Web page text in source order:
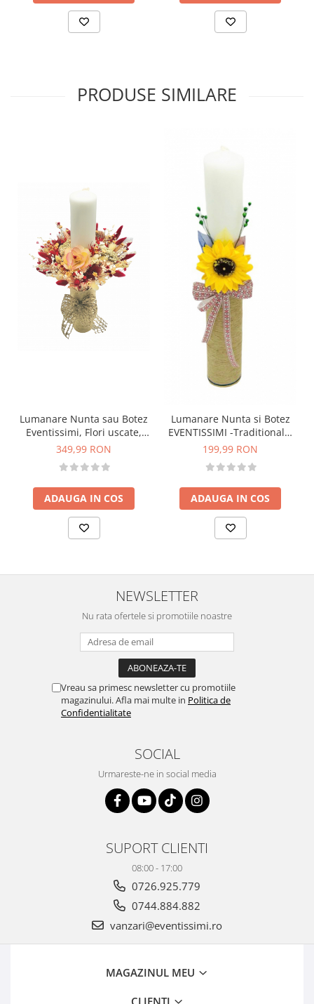
PRODUSE SIMILARE
Lumanare Nunta sau Botez
Eventissimi, Flori uscate,
Traditionala, Rosu
349,99 RON
ADAUGA IN COS
Lumanare Nunta si Botez
EVENTISSIMI -Traditionala,
40 cm
199,99 RON
ADAUGA IN COS
NEWSLETTER
Nu rata ofertele si promotiile noastre
Vreau sa primesc newsletter cu promotiile
magazinului. Afla mai multe in Politica de
Confidentialitate
SOCIAL
Urmareste-ne in social media
SUPORT CLIENTI
08:00 - 17:00
0726.925.779
0744.884.882
vanzari@eventissimi.ro
MAGAZINUL MEU